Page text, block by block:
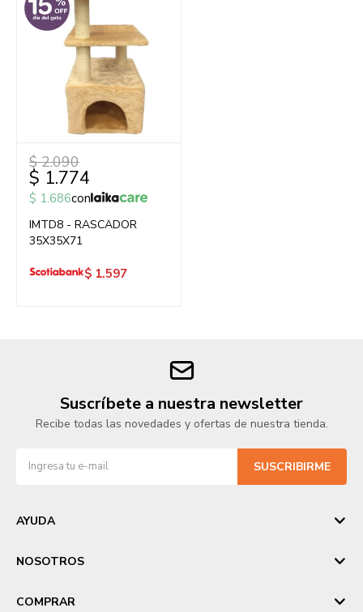
$ 1.774
$ 2.090
$ 1.686con
IMTD8 - RASCADOR
35X35X71
$ 1.597
Suscríbete a nuestra newsletter
Recibe todas las novedades y ofertas de nuestra tienda.
SUSCRIBIRME
AYUDA
NOSOTROS
COMPRAR